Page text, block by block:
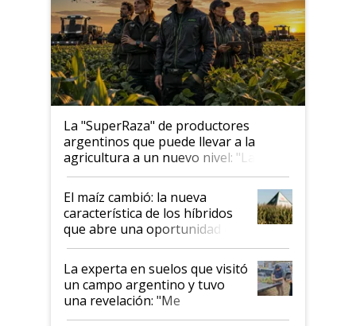
La "SuperRaza" de productores
argentinos que puede llevar a la
agricultura a un nuevo nivel: "Las
posibilidades de crecimiento son
infinitas"
El maíz cambió: la nueva
característica de los híbridos
que abre una oportunidad en
el lote
La experta en suelos que visitó
un campo argentino y tuvo
una revelación: "Me
impresionó mucho"